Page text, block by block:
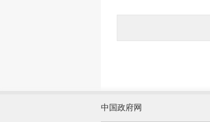
外交部
中国政府网